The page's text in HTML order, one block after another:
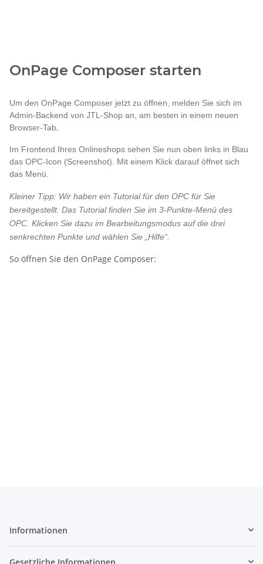
OnPage Composer starten
Um den OnPage Composer jetzt zu öffnen, melden Sie sich im
Admin-Backend von JTL-Shop an, am besten in einem neuen
Browser-Tab.
Im Frontend Ihres Onlineshops sehen Sie nun oben links in Blau
das OPC-Icon (Screenshot). Mit einem Klick darauf öffnet sich
das Menü.
Kleiner Tipp: Wir haben ein Tutorial für den OPC für Sie
bereitgestellt. Das Tutorial finden Sie im 3-Punkte-Menü des
OPC. Klicken Sie dazu im Bearbeitungsmodus auf die drei
senkrechten Punkte und wählen Sie „Hilfe“.
So öffnen Sie den OnPage Composer:
Informationen